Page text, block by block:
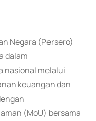
Negara (Persero)
dalam
nasional melalui
keuangan dan
(MoU) bersama